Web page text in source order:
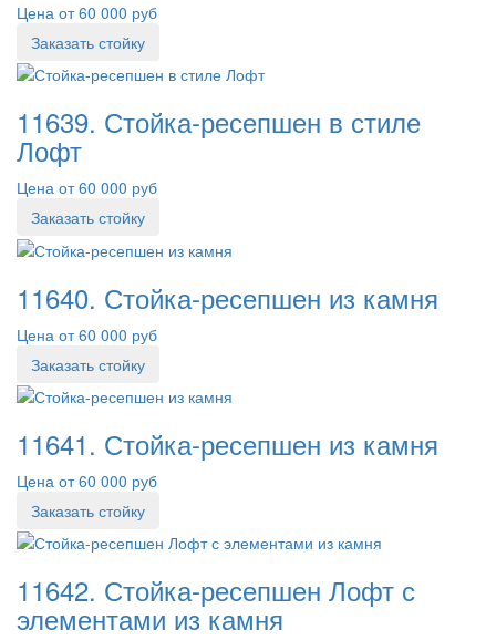
Цена от 60 000 руб
Заказать стойку
11639. Стойка-ресепшен в стиле
Лофт
Цена от 60 000 руб
Заказать стойку
11640. Стойка-ресепшен из камня
Цена от 60 000 руб
Заказать стойку
11641. Стойка-ресепшен из камня
Цена от 60 000 руб
Заказать стойку
11642. Стойка-ресепшен Лофт с
элементами из камня